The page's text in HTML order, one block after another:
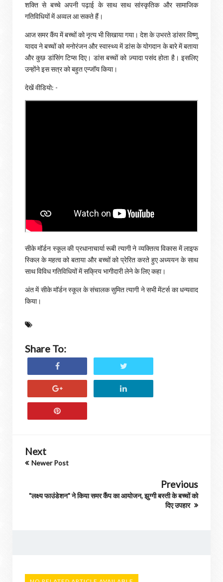
शक्ति से बच्चे अपनी पढ़ाई के साथ साथ सांस्कृतिक और सामाजिक
गतिविधियों में अव्वल आ सकते हैं।
आज समर कैंप में बच्चों को नृत्य भी सिखाया गया। देश के उभरते डांसर विष्णु
यादव ने बच्चों को मनोरंजन और स्वास्थ्य में डांस के योगदान के बारे में बताया
और कुछ डांसिंग टिप्स दिए। डांस बच्चों को ज़्यादा पसंद होता है। इसलिए
उन्होंने इस सत्र को बहुत एन्जॉय किया।
देखें वीडियो: -
सीके मॉर्डन स्कूल की प्रधानाचार्या रूबी त्यागी ने व्यक्तित्व विकास में लाइफ
स्किल के महत्व को बताया और बच्चों को प्रेरित करते हुए अध्ययन के साथ
साथ विविध गतिविधियों में सक्रिय भागीदारी लेने के लिए कहा।
अंत में सीके मॉर्डन स्कूल के संचालक सुमित त्यागी ने सभी मेंटर्स का धन्यवाद
किया।
Share To:
Next
Newer Post
Previous
"लक्ष्य फाउंडेशन" ने किया समर कैंप का आयोजन, झुग्गी बस्ती के बच्चों को
दिए उपहार